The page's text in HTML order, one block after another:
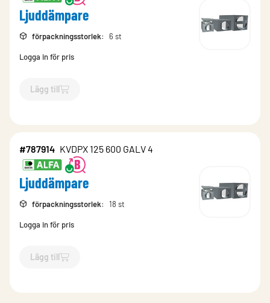
Ljuddämpare
förpackningsstorlek: 6 st
Logga in för pris
Lägg till
`$Lägg till
#787914 KVDPX 125 600 GALV 4
Ljuddämpare
förpackningsstorlek: 18 st
Logga in för pris
Lägg till
`$Lägg till